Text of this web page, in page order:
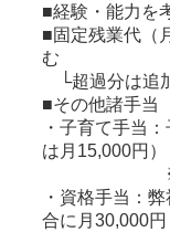
■経験・能力を
■固定残業代（
む
└超過分は追
■その他諸手当
・子育て手当
は月15,000円）
※子は
・資格手当：
合に月30,000円